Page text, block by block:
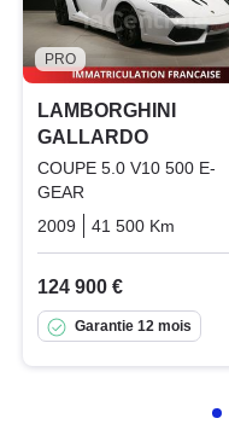
PRO
LAMBORGHINI
GALLARDO
COUPE 5.0 V10 500 E-
GEAR
2009
41 500 Km
124 900 €
Garantie 12 mois